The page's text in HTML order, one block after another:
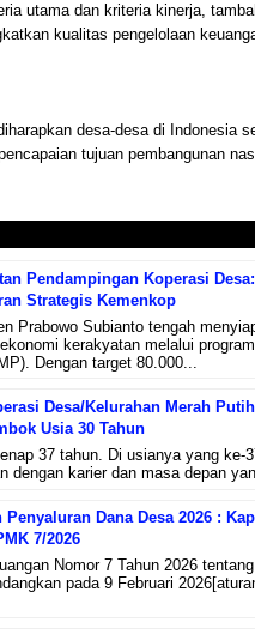
utama dan kriteria kinerja,
kualitas pengelolaan
desa-desa di Indonesia
tujuan pembangunan
Pendampingan Koperasi
Strategis Kemenkop
Prabowo Subianto tengah
kerakyatan melalui
Dengan target 80.000...
Desa/Kelurahan Merah
Usia 30 Tahun
37 tahun. Di usianya yang ke-
dengan karier dan masa depan
Dana Desa 2026 :
7/2026
Nomor 7 Tahun 2026
pada 9 Februari